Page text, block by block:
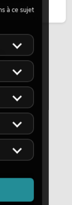
à ce sujet